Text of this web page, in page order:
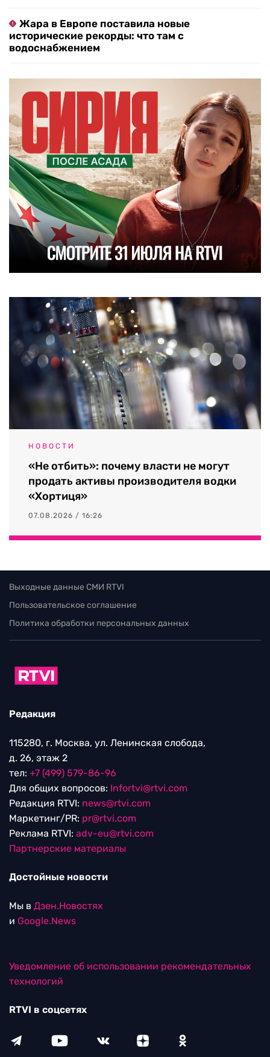
Жара в Европе поставила новые
исторические рекорды: что там с
водоснабжением
НОВОСТИ
«Не отбить»: почему власти не могут
продать активы производителя водки
«Хортиця»
07.08.2026 / 16:26
Выходные данные СМИ RTVI
Пользовательское соглашение
Политика обработки персональных данных
Редакция
115280, г. Москва, ул. Ленинская слобода,
д. 26, этаж 2
тел: +7 (499) 579-86-96
Для общих вопросов: Infortvi@rtvi.com
Редакция RTVI: news@rtvi.com
Маркетинг/PR: pr@rtvi.com
Реклама RTVI: adv-eu@rtvi.com
Партнерские материалы
Достойные новости
Мы в Дзен.Новостях
и Google.News
Уведомление об использовании рекомендательных
технологий
RTVI в соцсетях